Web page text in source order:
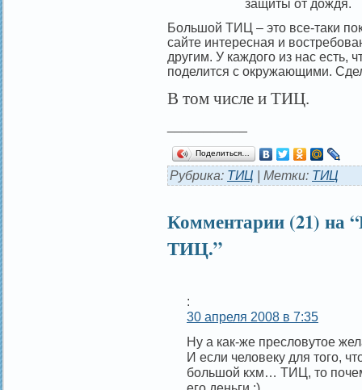
защиты от дождя.
Большой ТИЦ – это все-таки
сайте интересная и
другим. У каждого из нас есть,
поделится с окружающими.
В том числе и ТИЦ.
Поделиться…
Рубрика: ТИЦ | Метки: ТИЦ
Комментарии (21) на
ТИЦ.”
:
30 апреля 2008 в 7:35
Ну а как-же пресловутое
И если человеку для того,
большой кхм… ТИЦ, то